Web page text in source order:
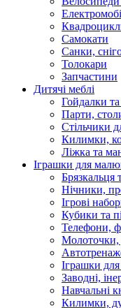
Самокати
Санки,
Толокари
Запчастини
Дитячі меблі
Гойдалки
Парти,
Стільчики
Килимки,
Ліжка та
Іграшки для
Брязкальця
Нічники,
Ігрові
Кубики та
Телефони,
Молоточки,
Іграшки
Заводні,
Навчальні
Килимки,